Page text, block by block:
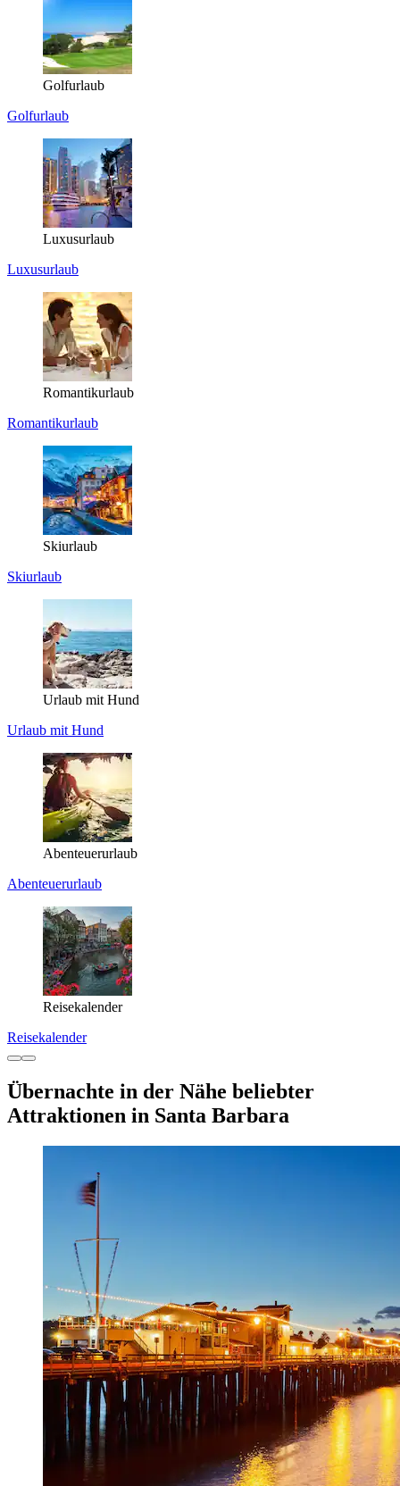
Golfurlaub
Golfurlaub
Luxusurlaub
Luxusurlaub
Romantikurlaub
Romantikurlaub
Skiurlaub
Skiurlaub
Urlaub mit Hund
Urlaub mit Hund
Abenteuerurlaub
Abenteuerurlaub
Reisekalender
Reisekalender
Übernachte in der Nähe beliebter
Attraktionen in Santa Barbara